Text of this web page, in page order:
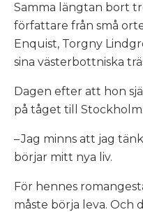
Samma längtan bort
författare från små
Enquist, Torgny
sina västerbottniska
Dagen efter att hon
på tåget till Stockholm.
– Jag minns att jag
börjar mitt nya liv.
För hennes
måste börja leva. Och